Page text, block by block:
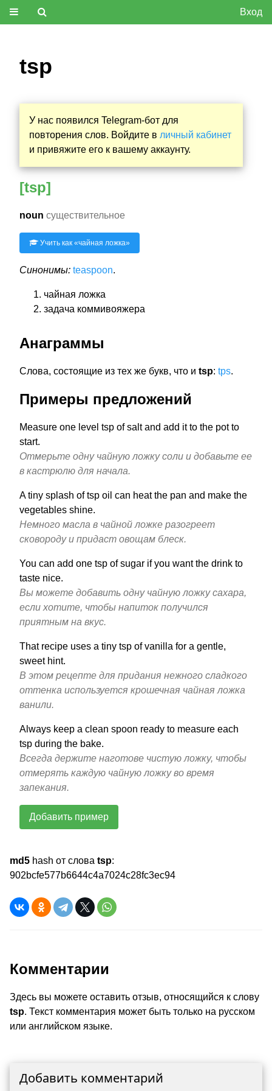
Вход
tsp
У нас появился Telegram-бот для
повторения слов. Войдите в личный кабинет
и привяжите его к вашему аккаунту.
[tsp]
noun существительное
Учить как «чайная ложка»
Синонимы: teaspoon.
чайная ложка
задача коммивояжера
Анаграммы
Слова, состоящие из тех же букв, что и tsp: tps.
Примеры предложений
Measure one level tsp of salt and add it to the pot to
start.
Отмерьте одну чайную ложку соли и добавьте ее
в кастрюлю для начала.
A tiny splash of tsp oil can heat the pan and make the
vegetables shine.
Немного масла в чайной ложке разогреет
сковороду и придаст овощам блеск.
You can add one tsp of sugar if you want the drink to
taste nice.
Вы можете добавить одну чайную ложку сахара,
если хотите, чтобы напиток получился
приятным на вкус.
That recipe uses a tiny tsp of vanilla for a gentle,
sweet hint.
В этом рецепте для придания нежного сладкого
оттенка используется крошечная чайная ложка
ванили.
Always keep a clean spoon ready to measure each
tsp during the bake.
Всегда держите наготове чистую ложку, чтобы
отмерять каждую чайную ложку во время
запекания.
Добавить пример
md5 hash от слова tsp:
902bcfe577b6644c4a7024c28fc3ec94
Комментарии
Здесь вы можете оставить отзыв, относящийся к слову
tsp. Текст комментария может быть только на русском
или английском языке.
Добавить комментарий